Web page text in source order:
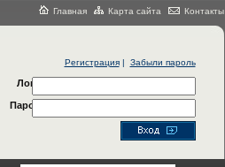
Главная Карта сайта Контакты
Регистрация| Забыли пароль
Логин
Пароль